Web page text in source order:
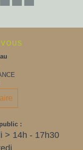
:
> 14h - 17h30